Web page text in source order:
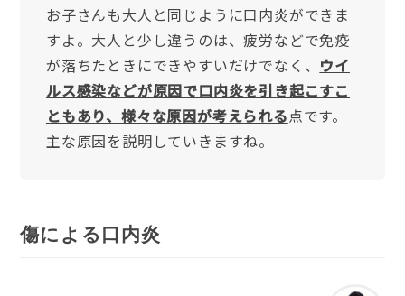
お子さんも大人と同じように口内炎ができま
すよ。大人と少し違うのは、疲労などで免疫
が落ちたときにできやすいだけでなく、 ウイ
ルス感染などが原因で口内炎を引き起こすこ
ともあり、様々な原因が考えられる点です。
主な原因を説明していきますね。
傷による口内炎